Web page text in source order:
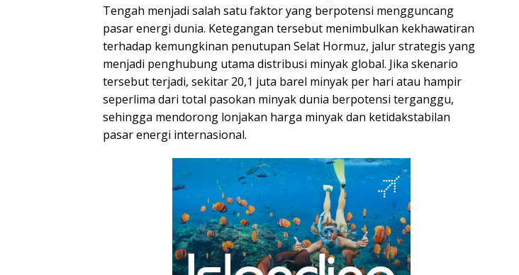
Tengah menjadi salah satu faktor yang berpotensi mengguncang
pasar energi dunia. Ketegangan tersebut menimbulkan kekhawatiran
terhadap kemungkinan penutupan Selat Hormuz, jalur strategis yang
menjadi penghubung utama distribusi minyak global. Jika skenario
tersebut terjadi, sekitar 20,1 juta barel minyak per hari atau hampir
seperlima dari total pasokan minyak dunia berpotensi terganggu,
sehingga mendorong lonjakan harga minyak dan ketidakstabilan
pasar energi internasional.